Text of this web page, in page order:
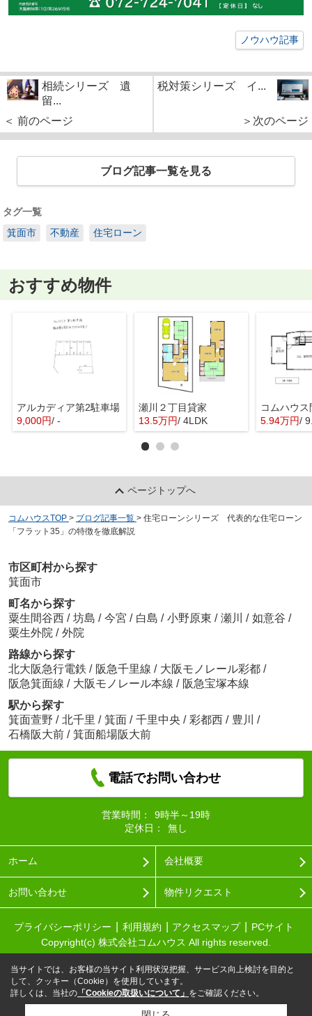
ノウハウ記事
相続シリーズ 遺
留...
＜ 前のページ
税対策シリーズ イ...
＞次のページ
ブログ記事一覧を見る
タグ一覧
箕面市
不動産 住宅ローン
おすすめ物件
アルカディア第2駐車場
9,000円/ -
瀬川２丁目貸家
13.5万円/ 4LDK 5.94万円/
ページトップへ
コムハウスTOP > ブログ記事一覧 > 住宅ローンシリーズ 代表的な住宅ローン
「フラット35」の特徴を徹底解説
市区町村から探す
箕面市
町名から探す
粟生間谷西 / 坊島 / 今宮 / 白島 / 小野原東 / 瀬川 / 如意谷 /
粟生外院 / 外院
路線から探す
北大阪急行電鉄 / 阪急千里線 / 大阪モノレール彩都 /
阪急箕面線 / 大阪モノレール本線 / 阪急宝塚本線
駅から探す
箕面萱野 / 北千里 / 箕面 / 千里中央 / 彩都西 / 豊川
/
石橋阪大前 / 箕面船場阪大前
電話でお問い合わせ
営業時間：
9時半～19時
定休日：
無し
ホーム 会社概要
お問い合わせ 物件リクエスト
プライバシーポリシー 利用規約 アクセスマップ
PCサイト
Copyright(c) 株式会社コムハウス All rights reserved.
当サイトでは、お客様の当サイト利用状況把握、サービス向上検討を目的と
して、クッキー（Cookie）を使用しています。
詳しくは、当社の 「Cookieの取扱いについて」 をご確認ください。